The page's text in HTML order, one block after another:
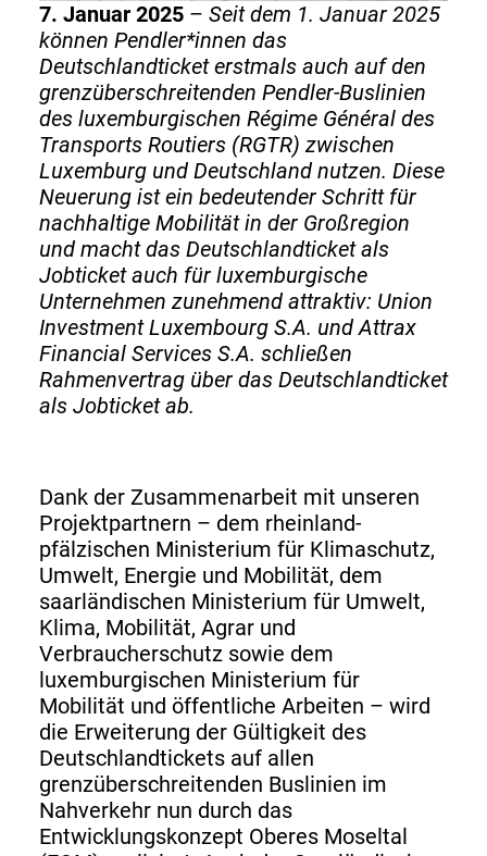
7. Januar 2025 – Seit dem 1. Januar 2025
können Pendler*innen das
Deutschlandticket erstmals auch auf den
grenzüberschreitenden Pendler-Buslinien
des luxemburgischen Régime Général des
Transports Routiers (RGTR) zwischen
Luxemburg und Deutschland nutzen. Diese
Neuerung ist ein bedeutender Schritt für
nachhaltige Mobilität in der Großregion
und macht das Deutschlandticket als
Jobticket auch für luxemburgische
Unternehmen zunehmend attraktiv: Union
Investment Luxembourg S.A. und Attrax
Financial Services S.A. schließen
Rahmenvertrag über das Deutschlandticket
als Jobticket ab.
Dank der Zusammenarbeit mit unseren
Projektpartnern – dem rheinland-
pfälzischen Ministerium für Klimaschutz,
Umwelt, Energie und Mobilität, dem
saarländischen Ministerium für Umwelt,
Klima, Mobilität, Agrar und
Verbraucherschutz sowie dem
luxemburgischen Ministerium für
Mobilität und öffentliche Arbeiten – wird
die Erweiterung der Gültigkeit des
Deutschlandtickets auf allen
grenzüberschreitenden Buslinien im
Nahverkehr nun durch das
Entwicklungskonzept Oberes Moseltal